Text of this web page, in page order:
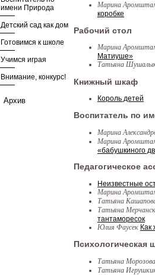
имени Природа
Детский сад как дом
Готовимся к школе
Учимся играя
Внимание, конкурс!
Архив
Марина
коробке
Рабочий стол
Марина
Матиуше»
Татьяна
Книжный шкаф
Король детей
Воспитатель по
Марина
Марина
«бабушкиного
Педагогическое
Неизвестные
Марина
Татьяна
Татьяна
тантаморесок
Юлия Фаусек Как
Психологическая
Татьяна
Татьяна